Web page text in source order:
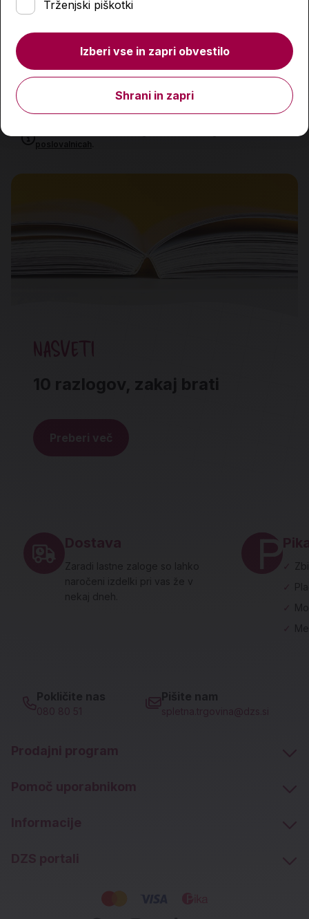
Skrivnost, imenovana potočka Zijalka, zbirka
Zgodovinsko klasje
5,42 €
poslovalnicah
NASVETI
10 razlogov, zakaj brati
Preberi več
Dostava
Zaradi lastne zaloge so lahko
naročeni izdelki pri vas že v
nekaj dneh.
Pokličite nas
080 80 51
Pišite nam
spletna.trgovina@dzs.si
Prodajni program
Pomoč uporabnikom
Informacije
DZS portali
Trženjski piškotki
Izberi vse in zapri obvestilo
Shrani in zapri